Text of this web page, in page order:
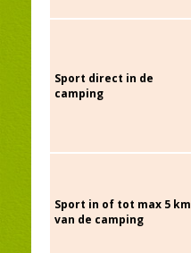
Sport direct in de
camping
Sport in of tot max 5 km
van de camping